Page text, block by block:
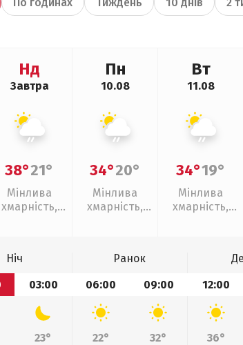
Нд
Завтра
38°21°
Мінлива
хмарність,
Пн
10.08
34°20°
Мінлива
хмарність,
Вт
11.08
34°19°
Мінлива
хмарність,
Ніч Ранок
03:00 06:00 09:00 12:00
23° 22° 32° 36°